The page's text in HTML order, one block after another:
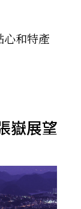
和特產
嶽展望